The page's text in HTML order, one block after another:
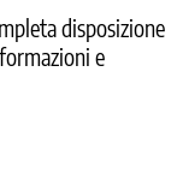
disposizione
e